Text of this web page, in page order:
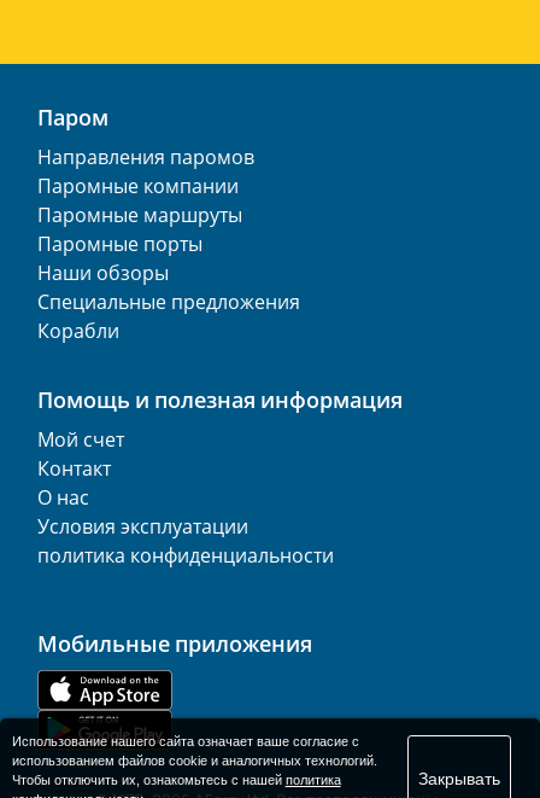
Паром
Направления паромов
Паромные компании
Паромные маршруты
Паромные порты
Наши обзоры
Специальные предложения
Корабли
Помощь и полезная информация
Мой счет
Контакт
О нас
Условия эксплуатации
политика конфиденциальности
Мобильные приложения
Использование нашего сайта означает ваше согласие с
использованием файлов cookie и аналогичных технологий.
Чтобы отключить их, ознакомьтесь с нашей политика
Закрывать